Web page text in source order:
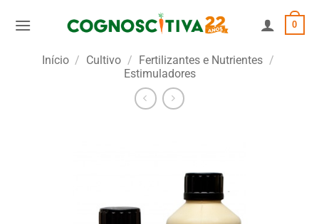
0
Início / Cultivo / Fertilizantes e Nutrientes /
Estimuladores